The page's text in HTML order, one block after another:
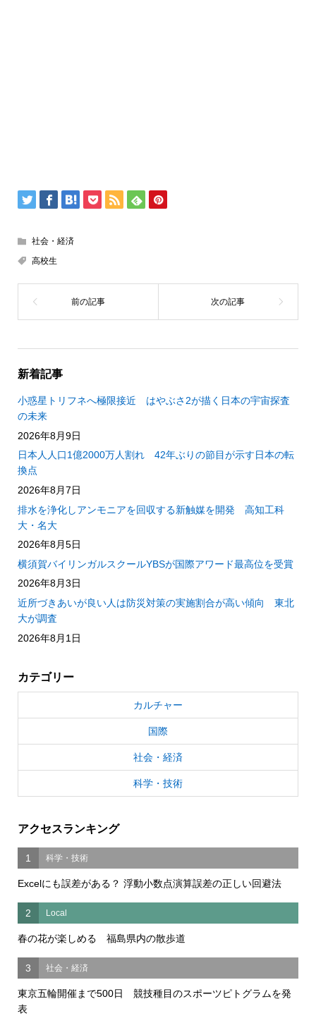
社会・経済
高校生
新着記事
小惑星トリフネへ極限接近 はやぶさ2が描く日本の宇宙探査
の未来
2026年8月9日
日本人人口1億2000万人割れ 42年ぶりの節目が示す日本の転
換点
2026年8月7日
排水を浄化しアンモニアを回収する新触媒を開発 高知工科
大・名大
2026年8月5日
横須賀バイリンガルスクールYBSが国際アワード最高位を受賞
2026年8月3日
近所づきあいが良い人は防災対策の実施割合が高い傾向 東北
大が調査
2026年8月1日
カテゴリー
カルチャー
国際
社会・経済
科学・技術
アクセスランキング
1 科学・技術
Excelにも誤差がある？ 浮動小数点演算誤差の正しい回避法
2 Local
春の花が楽しめる 福島県内の散歩道
3 社会・経済
東京五輪開催まで500日 競技種目のスポーツピトグラムを発
表